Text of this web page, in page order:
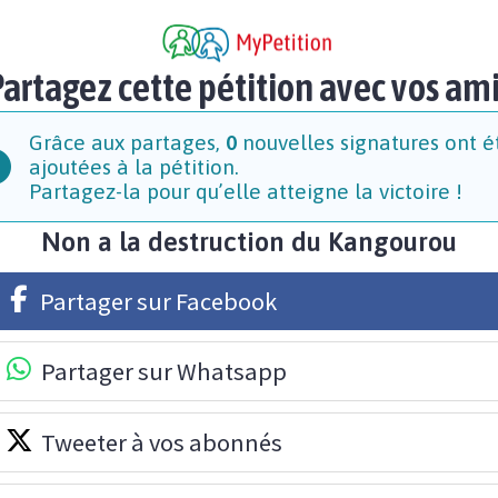
cette pétition avec vos
Grâce aux partages, 0nouvelles signatures ont
ajoutées à la pétition.
Partagez-la pour qu’elle atteigne la victoire !
Non a la destruction du Kangourou
Partager sur Facebook
Partager sur Whatsapp
Tweeter à vos abonnés